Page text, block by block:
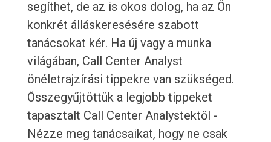
segíthet, de az is okos dolog, ha az Ön
konkrét álláskeresésére szabott
tanácsokat kér. Ha új vagy a munka
világában, Call Center Analyst
önéletrajzírási tippekre van szükséged.
Összegyűjtöttük a legjobb tippeket
tapasztalt Call Center Analystektől -
Nézze meg tanácsaikat, hogy ne csak